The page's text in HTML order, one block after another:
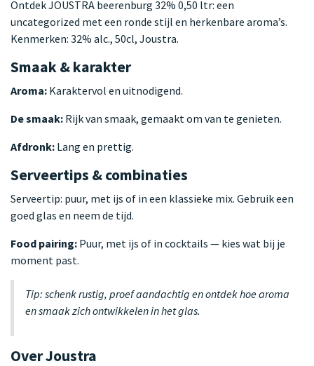
Ontdek JOUSTRA beerenburg 32% 0,50 ltr: een
uncategorized met een ronde stijl en herkenbare aroma’s.
Kenmerken: 32% alc., 50cl, Joustra.
Smaak & karakter
Aroma: Karaktervol en uitnodigend.
De smaak: Rijk van smaak, gemaakt om van te genieten.
Afdronk: Lang en prettig.
Serveertips & combinaties
Serveertip: puur, met ijs of in een klassieke mix. Gebruik een
goed glas en neem de tijd.
Food pairing: Puur, met ijs of in cocktails — kies wat bij je
moment past.
Tip: schenk rustig, proef aandachtig en ontdek hoe aroma
en smaak zich ontwikkelen in het glas.
Over Joustra